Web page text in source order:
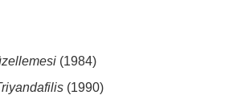
(1984)
(1990)